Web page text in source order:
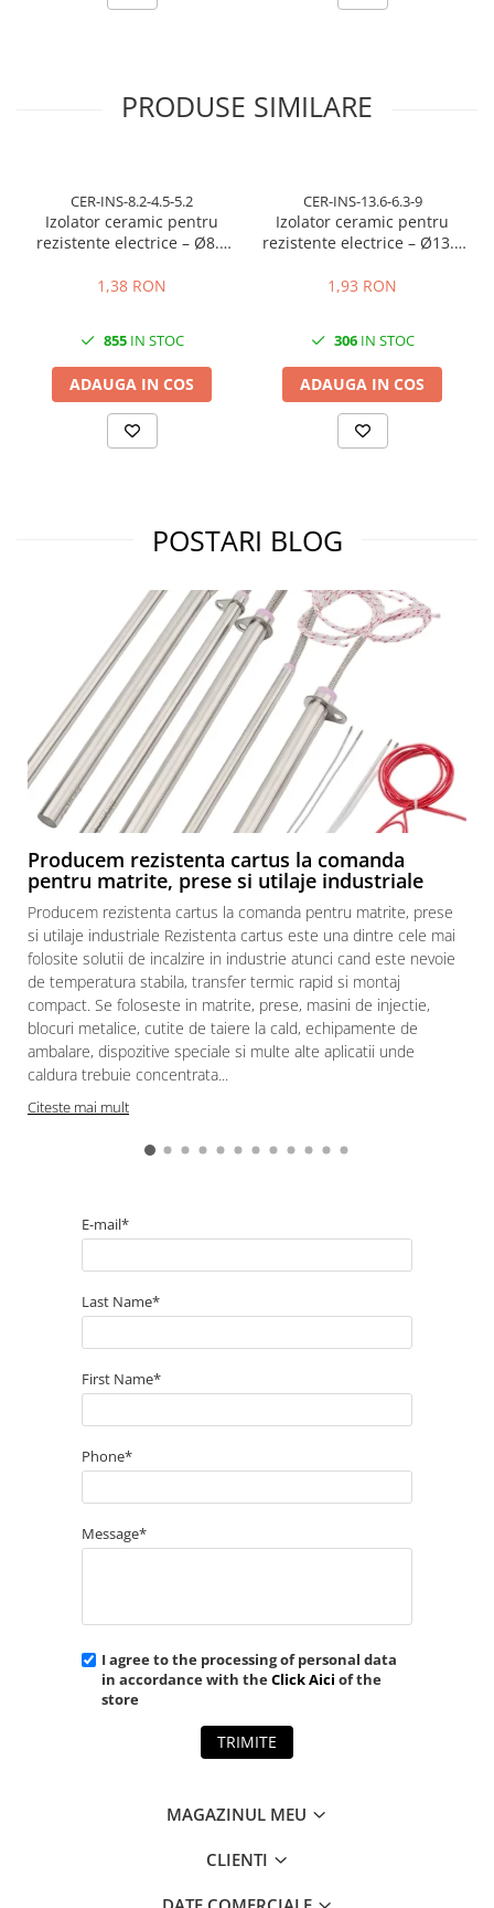
PRODUSE SIMILARE
CER-INS-8.2-4.5-5.2
Izolator ceramic pentru
rezistente electrice – Ø8.2
interior / lungime 5.2 mm
1,38 RON
855IN STOC
ADAUGA IN COS
CER-INS-13.6-6.3-9
Izolator ceramic pentru
rezistente electrice – Ø13.6
interior / lungime 9 mm
1,93 RON
306IN STOC
ADAUGA IN COS
POSTARI BLOG
Producem rezistenta cartus la comanda
pentru matrite, prese si utilaje industriale
Producem rezistenta cartus la comanda pentru matrite, prese
si utilaje industriale Rezistenta cartus este una dintre cele mai
folosite solutii de incalzire in industrie atunci cand este nevoie
de temperatura stabila, transfer termic rapid si montaj
compact. Se foloseste in matrite, prese, masini de injectie,
blocuri metalice, cutite de taiere la cald, echipamente de
ambalare, dispozitive speciale si multe alte aplicatii unde
caldura trebuie concentrata...
Citeste mai mult
E-mail*
Last Name*
First Name*
Phone*
Message*
I agree to the processing of personal data
in accordance with theClick Aici of the
store
TRIMITE
MAGAZINUL MEU
CLIENTI